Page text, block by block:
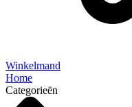
Winkelmand
Home
Categorieën